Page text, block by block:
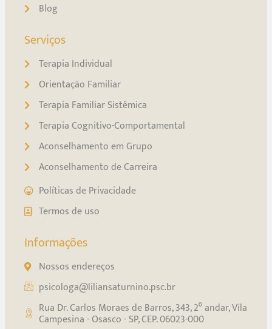
Blog
Serviços
Terapia Individual
Orientação Familiar
Terapia Familiar Sistêmica
Terapia Cognitivo-Comportamental
Aconselhamento em Grupo
Aconselhamento de Carreira
Políticas de Privacidade
Termos de uso
Informações
Nossos endereços
psicologa@liliansaturnino.psc.br
Rua Dr. Carlos Moraes de Barros, 343, 2⁰ andar, Vila
Campesina - Osasco - SP, CEP. 06023-000